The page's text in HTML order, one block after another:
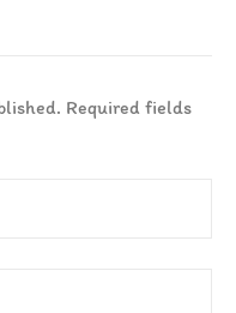
Required fields